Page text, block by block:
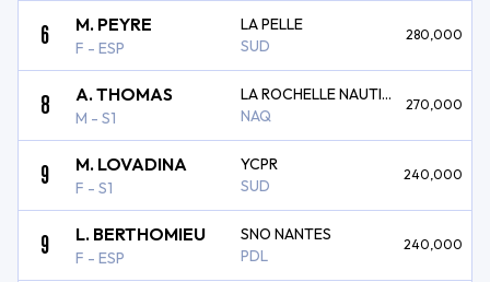
6 M. PEYRE
F - ESP
LA PELLE
SUD
280,000
8 A. THOMAS
M - S1
LA ROCHELLE NAUTIQUE
NAQ
270,000
9 M. LOVADINA
F - S1
YCPR
SUD
240,000
9 L. BERTHOMIEU
F - ESP
SNO NANTES
PDL
240,000